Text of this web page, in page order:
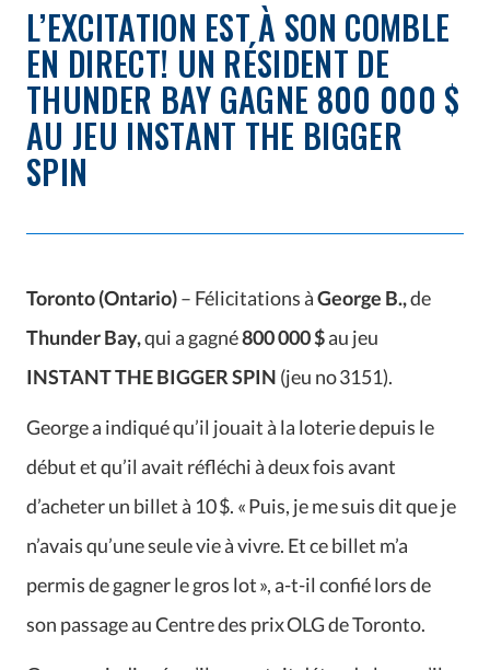
L’EXCITATION EST À SON COMBLE
EN DIRECT! UN RÉSIDENT DE
THUNDER BAY GAGNE 800 000 $
AU JEU INSTANT THE BIGGER
SPIN
Toronto (Ontario)– Félicitations àGeorge B.,de
Thunder Bay,qui a gagné800 000 $au jeu
INSTANTTHE BIGGER SPIN (jeu no 3151).
George a indiqué qu’il jouait à la loterie depuis le
début et qu’il avait réfléchi à deux fois avant
d’acheter un billet à 10 $. « Puis, je me suis dit que je
n’avais qu’une seule vie à vivre. Et ce billet m’a
permis de gagner le gros lot », a-t-il confié lors de
son passage au Centre des prix OLG de Toronto.